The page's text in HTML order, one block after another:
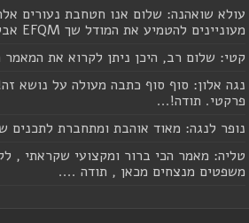
עולא שואהנה: שלום אנו חטחבת נעורים
מעוניינים להטמיע את המודל שך EFQM אבל...
קטי: שלום רב, היכן ניתן לקרוא את
נגה אלון: סוף סוף כתבה מעולה על נושא
פרקטי. תודה!...
נופר לנגה: מאוד אוהבת ומתחברת לתכנים
טליה: מאמר הכי ברור ומקצועי שקראתי ,
משפטים מנצחים מכאן , תודה ....